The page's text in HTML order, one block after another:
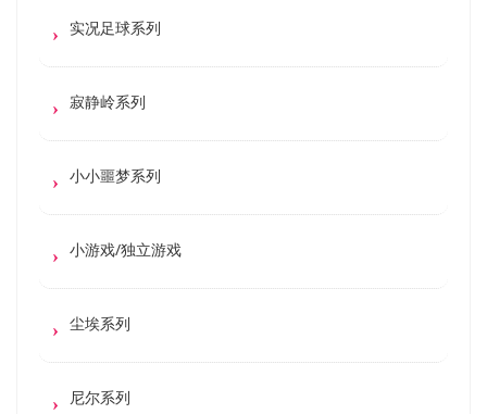
实况足球系列
寂静岭系列
小小噩梦系列
小游戏/独立游戏
尘埃系列
尼尔系列